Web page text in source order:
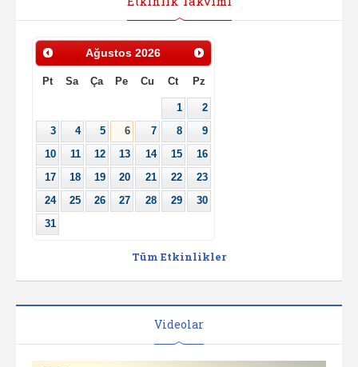
Ağustos 2026
Pt Sa Ça Pe Cu Ct Pz
1
2
3
4 5 6 7 8
9
10
11 12 13 14 15
16
17
18 19 20 21 22
23
24
25 26 27 28 29
30
31
Tüm Etkinlikler
Videolar